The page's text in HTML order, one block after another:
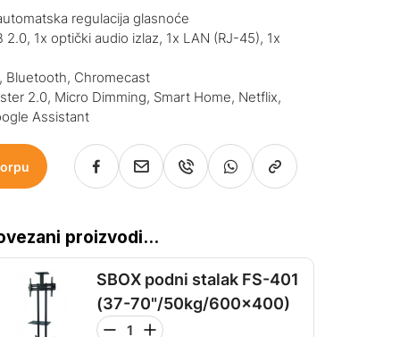
regulacija glasnoće
2.0, 1x optički audio izlaz, 1x LAN (RJ-45), 1x
Bluetooth, Chromecast
2.0, Micro Dimming, Smart Home, Netflix,
Assistant
proizvodi...
SBOX podni stalak FS-401
(37-70"/50kg/600x400)